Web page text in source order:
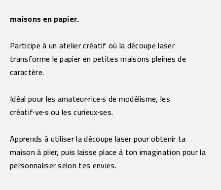
maisons en papier.
Participe à un atelier créatif où la découpe laser
transforme le papier en petites maisons pleines de
caractère.
Idéal pour les amateur·rice·s de modélisme, les
créatif·ve·s ou les curieux·ses.
Apprends à utiliser la découpe laser pour obtenir ta
maison à plier, puis laisse place à ton imagination pour la
personnaliser selon tes envies.